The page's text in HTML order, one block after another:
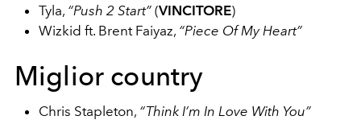
Tyla, “Push 2 Start” (VINCITORE)
Wizkid ft. Brent Faiyaz, “Piece Of My Heart”
Miglior country
Chris Stapleton, “Think I’m In Love With You”